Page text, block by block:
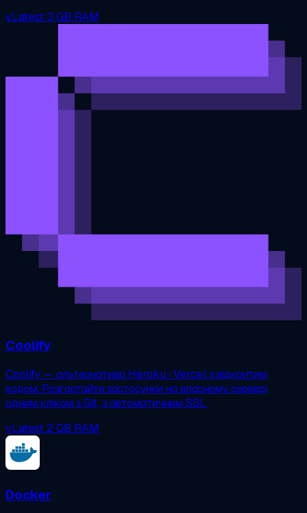
vLatest 3 GB RAM
Coolify
Coolify — альтернатива Heroku і Vercel з відкритим
кодом. Розгортайте застосунки на власному сервері
одним кліком з Git, з автоматичним SSL,
vLatest 2 GB RAM
Docker